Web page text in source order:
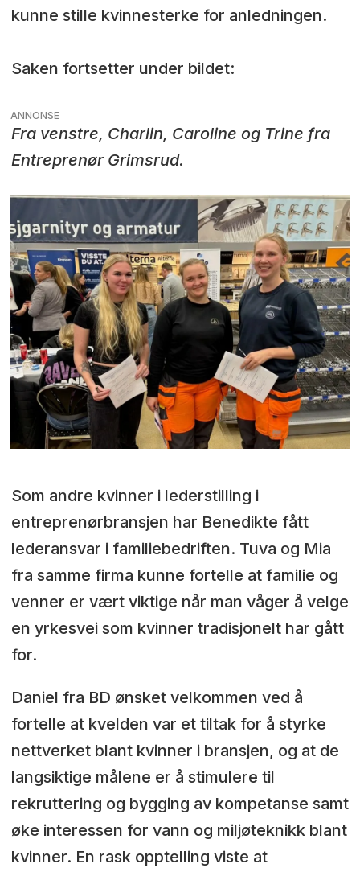
kunne stille kvinnesterke for anledningen.
Saken fortsetter under bildet:
ANNONSE
Fra venstre, Charlin, Caroline og Trine fra
Entreprenør Grimsrud.
Som andre kvinner i lederstilling i
entreprenørbransjen har Benedikte fått
lederansvar i familiebedriften. Tuva og Mia
fra samme firma kunne fortelle at familie og
venner er vært viktige når man våger å velge
en yrkesvei som kvinner tradisjonelt har gått
for.
Daniel fra BD ønsket velkommen ved å
fortelle at kvelden var et tiltak for å styrke
nettverket blant kvinner i bransjen, og at de
langsiktige målene er å stimulere til
rekruttering og bygging av kompetanse samt
øke interessen for vann og miljøteknikk blant
kvinner. En rask opptelling viste at